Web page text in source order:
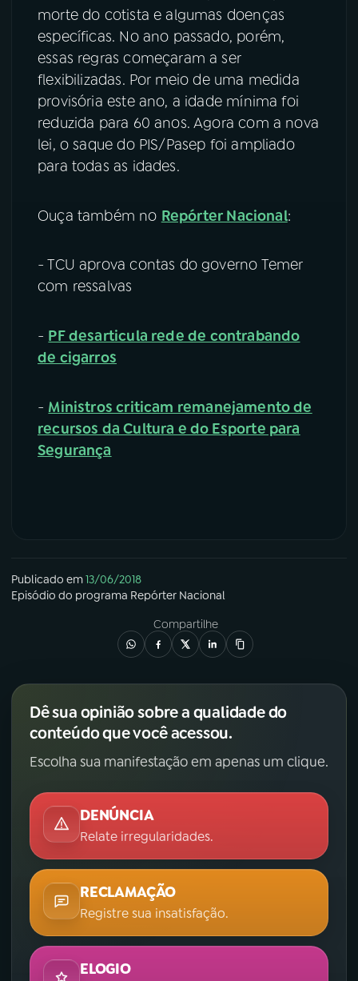
morte do cotista e algumas doenças
específicas. No ano passado, porém,
essas regras começaram a ser
flexibilizadas. Por meio de uma medida
provisória este ano, a idade mínima foi
reduzida para 60 anos. Agora com a nova
lei, o saque do PIS/Pasep foi ampliado
para todas as idades.
Ouça também no Repórter Nacional:
- TCU aprova contas do governo Temer
com ressalvas
- PF desarticula rede de contrabando
de cigarros
- Ministros criticam remanejamento de
recursos da Cultura e do Esporte para
Segurança
Publicado em13/06/2018
Episódio do programa Repórter Nacional
Compartilhe
Dê sua opinião sobre a qualidade do
conteúdo que você acessou.
Escolha sua manifestação em apenas um clique.
DENÚNCIA
Relate irregularidades.
RECLAMAÇÃO
Registre sua insatisfação.
ELOGIO